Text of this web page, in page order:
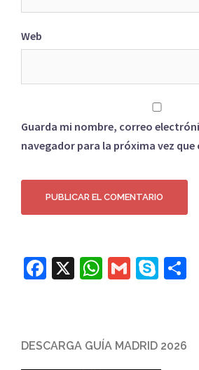
Web
Guarda mi nombre, correo
navegador para la próxima vez que
Facebook
X WhatsApp
Gmail
DESCARGA GUÍA MADRID 2026